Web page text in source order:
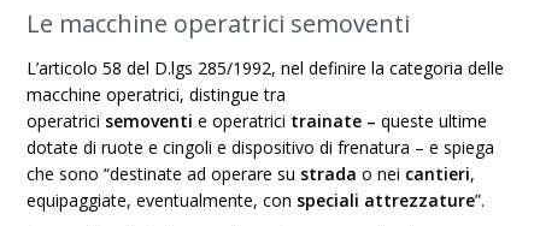
Le macchine operatrici semoventi
L’articolo 58 del D.lgs 285/1992, nel definire la categoria delle
macchine operatrici, distingue tra
operatrici semoventi eoperatrici trainate – queste ultime
dotate diruote e cingoli edispositivo di frenatura – e spiega
che sono “destinate ad operare su strada o nei cantieri,
equipaggiate, eventualmente, con speciali attrezzature”.